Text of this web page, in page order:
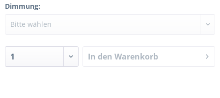
Dimmung:
In den Warenkorb